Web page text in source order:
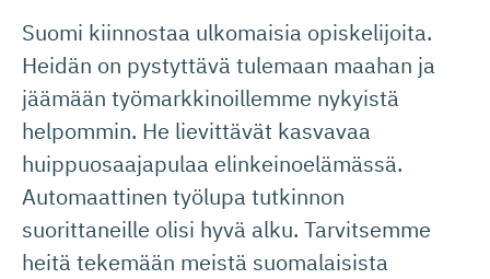
Suomi kiinnostaa ulkomaisia opiskelijoita.
Heidän on pystyttävä tulemaan maahan ja
jäämään työmarkkinoillemme nykyistä
helpommin. He lievittävät kasvavaa
huippuosaajapulaa elinkeinoelämässä.
Automaattinen työlupa tutkinnon
suorittaneille olisi hyvä alku. Tarvitsemme
heitä tekemään meistä suomalaisista